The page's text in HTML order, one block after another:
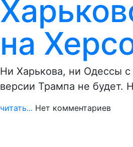
на
Ни Харькова, ни Одессы
версии Трампа не будет.
читать... Нет комментариев